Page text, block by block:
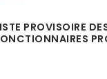
PROVISOIRE